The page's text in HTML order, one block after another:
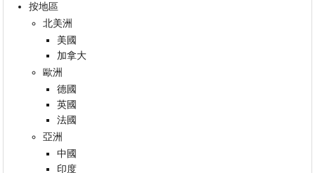
按地區
北美洲
美國
加拿大
歐洲
德國
英國
法國
亞洲
中國
印度